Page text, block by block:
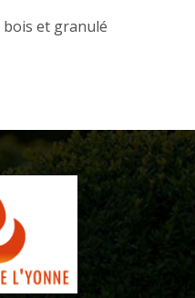
bois et granulé